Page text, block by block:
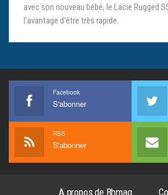
avec son nouveau bébé, le Lacie Rugged
l'avantage d'être très rapide.
Facebook
S'abonner
RSS
S'abonner
A propos de Bhmag